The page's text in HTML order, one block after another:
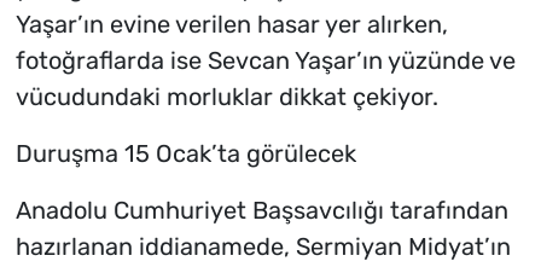
Yaşar’ın evine verilen hasar yer alırken,
fotoğraflarda ise Sevcan Yaşar’ın yüzünde ve
vücudundaki morluklar dikkat çekiyor.
Duruşma 15 Ocak’ta görülecek
Anadolu Cumhuriyet Başsavcılığı tarafından
hazırlanan iddianamede, Sermiyan Midyat’ın